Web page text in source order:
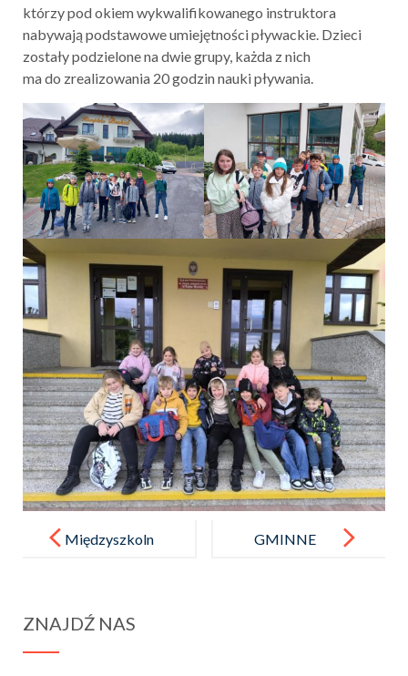
którzy pod okiem wykwalifikowanego instruktora
nabywają podstawowe umiejętności pływackie. Dzieci
zostały podzielone na dwie grupy, każda z nich
ma do zrealizowania 20 godzin nauki pływania.
navigationMiędzyszkoln
o – Fizyczne
GMINNE
ZNAJDŹ NAS